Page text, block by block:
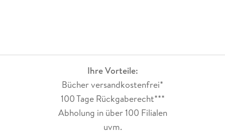
Ihre Vorteile:
Bücher versandkostenfrei*
100 Tage Rückgaberecht***
Abholung in über 100 Filialen
uvm.